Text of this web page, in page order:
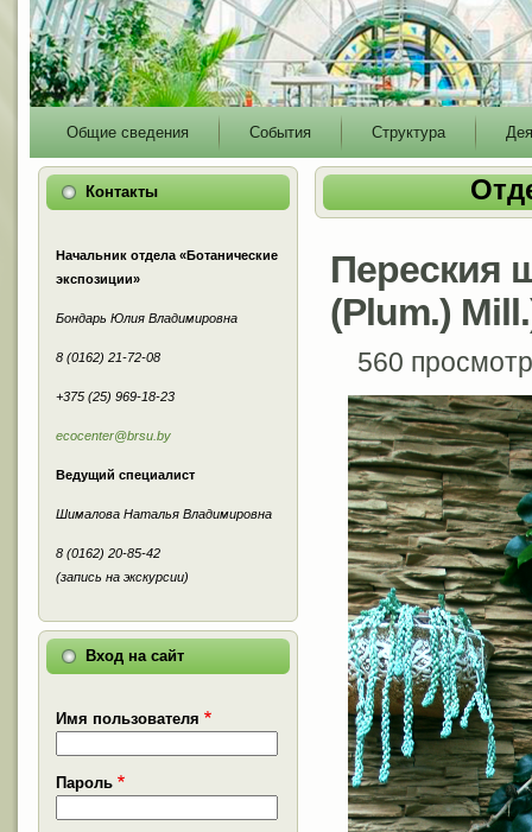
Main
menu
Общие сведения События Структура
Контакты
Начальник отдела «Ботанические
экспозиции»
Бондарь Юлия Владимировна
8 (0162) 21-72-08
+375 (25) 969-18-23
ecocenter@brsu.by
Ведущий специалист
Шималова Наталья Владимировна
8 (0162) 20-85-42
(запись на экскурсии)
Вход на сайт
Имя пользователя
Пароль
Переския
(Plum.)
560